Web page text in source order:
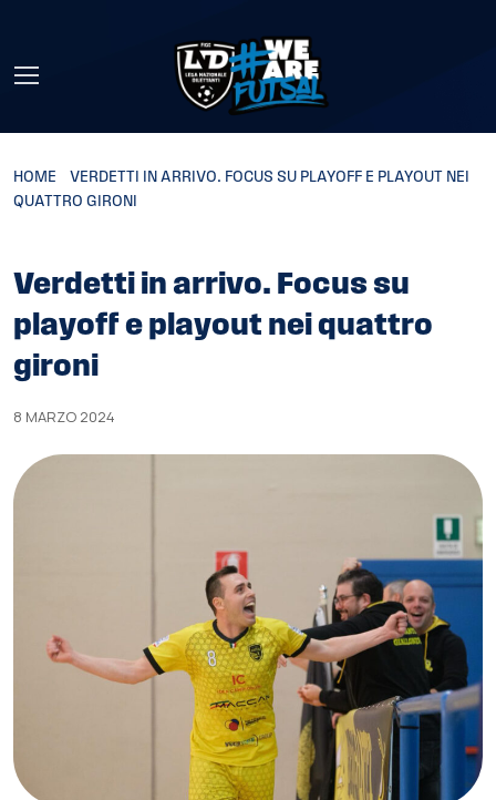
HOME
VERDETTI IN ARRIVO. FOCUS SU PLAYOFF E PLAYOUT NEI
QUATTRO GIRONI
Verdetti in arrivo. Focus su
playoff e playout nei quattro
gironi
8 MARZO 2024